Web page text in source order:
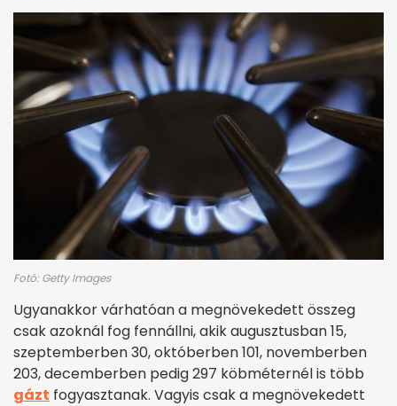
Fotó: Getty Images
Ugyanakkor várhatóan a megnövekedett összeg
csak azoknál fog fennállni, akik augusztusban 15,
szeptemberben 30, októberben 101, novemberben
203, decemberben pedig 297 köbméternél is több
gázt fogyasztanak. Vagyis csak a megnövekedett